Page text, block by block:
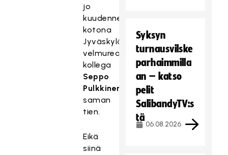
jo
kuudennessa
kotona
Jyväskylässä,
velmureagoi
kollega
Seppo
Pulkkinen
saman
tien.
Eikä
siinä
Syksyn
turnausvilske
parhaimmilla
an – katso
pelit
SalibandyTV:s
tä
06.08.2026